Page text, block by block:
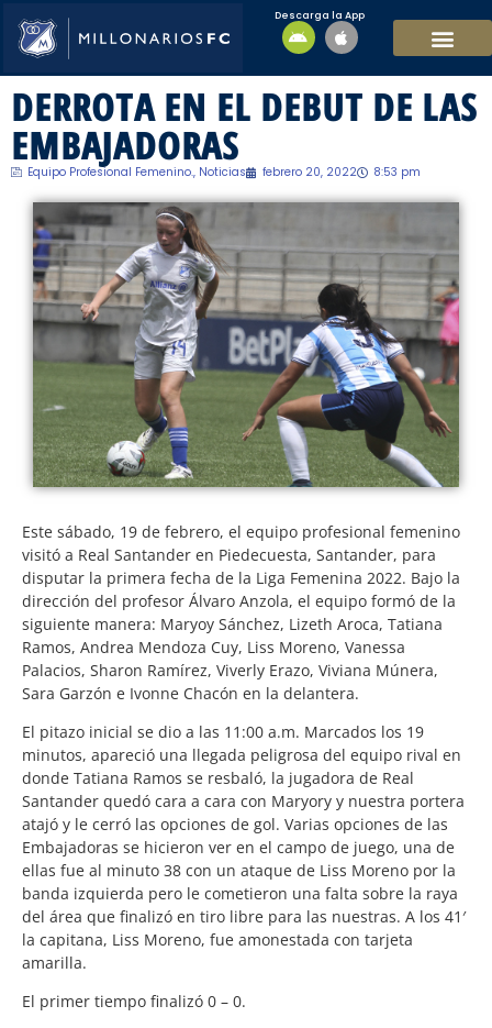
Descarga la App
DERROTA EN EL DEBUT DE LAS
EMBAJADORAS
Equipo Profesional Femenino., Noticias febrero 20, 2022 8:53 pm
Este sábado, 19 de febrero, el equipo profesional femenino
visitó a Real Santander en Piedecuesta, Santander, para
disputar la primera fecha de la Liga Femenina 2022. Bajo la
dirección del profesor Álvaro Anzola, el equipo formó de la
siguiente manera: Maryoy Sánchez, Lizeth Aroca, Tatiana
Ramos, Andrea Mendoza Cuy, Liss Moreno, Vanessa
Palacios, Sharon Ramírez, Viverly Erazo, Viviana Múnera,
Sara Garzón e Ivonne Chacón en la delantera.
El pitazo inicial se dio a las 11:00 a.m. Marcados los 19
minutos, apareció una llegada peligrosa del equipo rival en
donde Tatiana Ramos se resbaló, la jugadora de Real
Santander quedó cara a cara con Maryory y nuestra portera
atajó y le cerró las opciones de gol. Varias opciones de las
Embajadoras se hicieron ver en el campo de juego, una de
ellas fue al minuto 38 con un ataque de Liss Moreno por la
banda izquierda pero le cometieron una falta sobre la raya
del área que finalizó en tiro libre para las nuestras. A los 41′
la capitana, Liss Moreno, fue amonestada con tarjeta
amarilla.
El primer tiempo finalizó 0 – 0.